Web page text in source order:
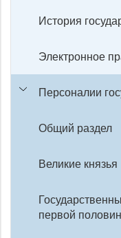
История
Электронное
Персоналии
Общий раздел
Великие князья
первой